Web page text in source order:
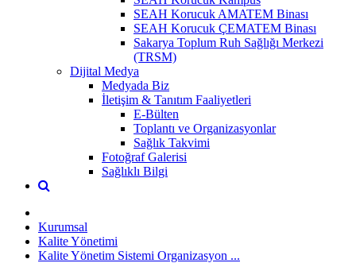
SEAH Korucuk AMATEM Binası
SEAH Korucuk ÇEMATEM Binası
Sakarya Toplum Ruh Sağlığı Merkezi
(TRSM)
Dijital Medya
Medyada Biz
İletişim & Tanıtım Faaliyetleri
E-Bülten
Toplantı ve Organizasyonlar
Sağlık Takvimi
Fotoğraf Galerisi
Sağlıklı Bilgi
Kurumsal
Kalite Yönetimi
Kalite Yönetim Sistemi Organizasyon ...